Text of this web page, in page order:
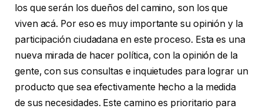
los que serán los dueños del camino, son los que
viven acá. Por eso es muy importante su opinión y la
participación ciudadana en este proceso. Esta es una
nueva mirada de hacer política, con la opinión de la
gente, con sus consultas e inquietudes para lograr un
producto que sea efectivamente hecho a la medida
de sus necesidades. Este camino es prioritario para